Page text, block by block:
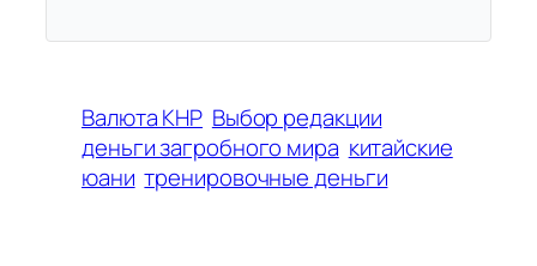
Валюта КНР Выбор редакции
деньги загробного мира китайские
юани тренировочные деньги